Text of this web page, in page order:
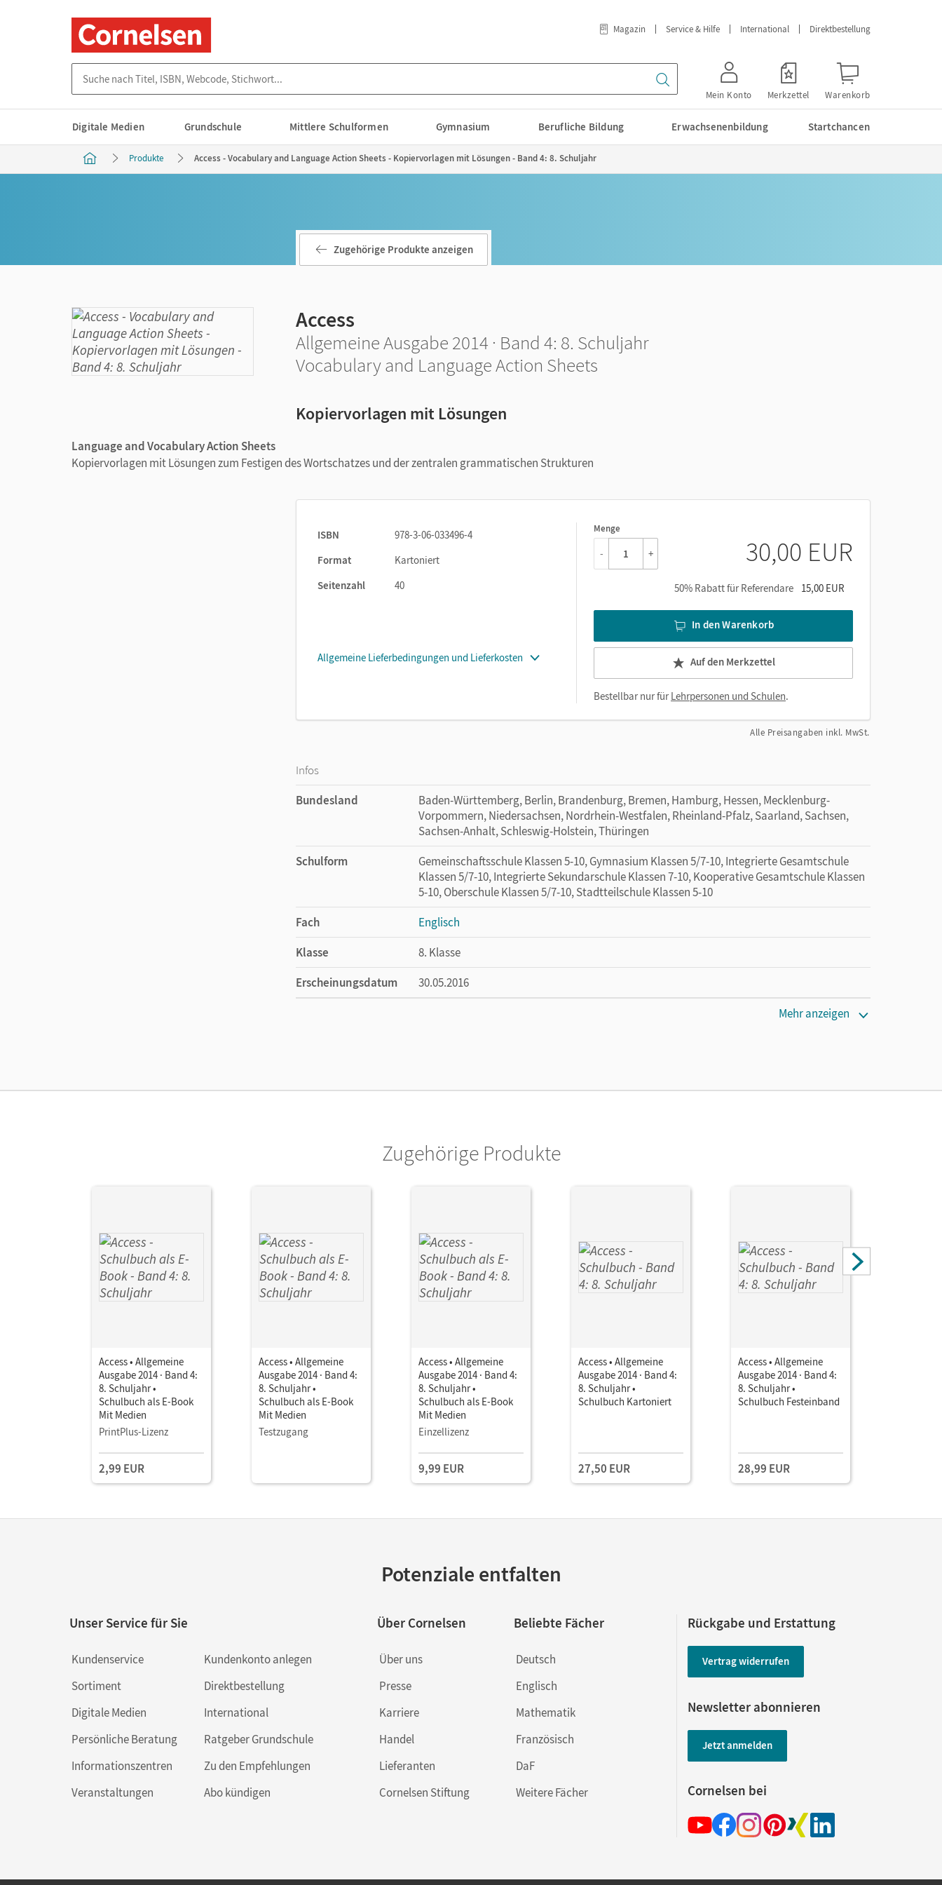
Magazin Service & Hilfe International Direktbestellung
Mein Konto Merkzettel Warenkorb
Digitale Medien Grundschule Mittlere Schulformen Gymnasium Berufliche Bildung Erwachsenenbildung Startchancen
Produkte Access - Vocabulary and Language Action Sheets - Kopiervorlagen mit Lösungen - Band 4: 8. Schuljahr
Zugehörige Produkte anzeigen
Access
Allgemeine Ausgabe 2014 · Band 4: 8. Schuljahr
Vocabulary and Language Action Sheets
Kopiervorlagen mit Lösungen
LanguageandVocabularyAction Sheets
Kopiervorlagen mit Lösungen zum Festigen des Wortschatzes und der zentralen grammatischen Strukturen
ISBN
978-3-06-033496-4
Format
Kartoniert
Seitenzahl
40
Allgemeine Lieferbedingungen und Lieferkosten
Menge
1
- + 30,00 EUR
50% Rabatt für Referendare 15,00 EUR
In den Warenkorb
Auf den Merkzettel
Bestellbar nur fürLehrpersonen und Schulen.
Alle Preisangaben inkl. MwSt.
Infos
Bundesland
Baden-Württemberg, Berlin, Brandenburg, Bremen, Hamburg, Hessen, Mecklenburg-
Vorpommern, Niedersachsen, Nordrhein-Westfalen, Rheinland-Pfalz, Saarland, Sachsen,
Sachsen-Anhalt, Schleswig-Holstein, Thüringen
Schulform
Gemeinschaftsschule Klassen 5-10, Gymnasium Klassen 5/7-10, Integrierte Gesamtschule
Klassen 5/7-10, Integrierte Sekundarschule Klassen 7-10, Kooperative Gesamtschule Klassen
5-10, Oberschule Klassen 5/7-10, Stadtteilschule Klassen 5-10
Fach
Englisch
Klasse
8. Klasse
Erscheinungsdatum
30.05.2016
Mehr anzeigen
Zugehörige Produkte
Access • Allgemeine
Ausgabe 2014 · Band 4:
8. Schuljahr •
Schulbuch als E-Book
Mit Medien
PrintPlus-Lizenz
2,99 EUR
Access • Allgemeine
Ausgabe 2014 · Band 4:
8. Schuljahr •
Schulbuch als E-Book
Mit Medien
Testzugang
Access • Allgemeine
Ausgabe 2014 · Band 4:
8. Schuljahr •
Schulbuch als E-Book
Mit Medien
Einzellizenz
9,99 EUR
Access • Allgemeine
Ausgabe 2014 · Band 4:
8. Schuljahr •
Schulbuch Kartoniert
27,50 EUR
Access • Allgemeine
Ausgabe 2014 · Band 4:
8. Schuljahr •
Schulbuch Festeinband
28,99 EUR
Potenziale entfalten
Unser Service für Sie
Kundenservice
Sortiment
Digitale Medien
Persönliche Beratung
Informationszentren
Veranstaltungen
Kundenkonto anlegen
Direktbestellung
International
Ratgeber Grundschule
Zu den Empfehlungen
Abo kündigen
Über Cornelsen
Über uns
Presse
Karriere
Handel
Lieferanten
Cornelsen Stiftung
Beliebte Fächer
Deutsch
Englisch
Mathematik
Französisch
DaF
Weitere Fächer
Rückgabe und Erstattung
Vertrag widerrufen
Newsletter abonnieren
Jetzt anmelden
Cornelsen bei